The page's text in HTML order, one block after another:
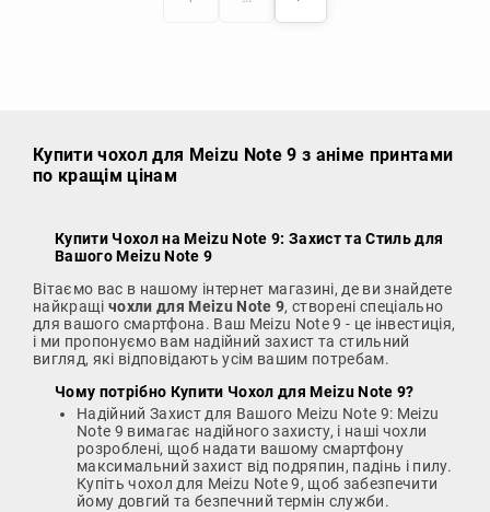
Купити чохол для Meizu Note 9 з аніме принтами
по кращім цінам
Купити Чохол на Meizu Note 9: Захист та Стиль для
Вашого Meizu Note 9
Вітаємо вас в нашому інтернет магазині, де ви знайдете
найкращі чохли для Meizu Note 9, створені спеціально
для вашого смартфона. Ваш Meizu Note 9 - це інвестиція,
і ми пропонуємо вам надійний захист та стильний
вигляд, які відповідають усім вашим потребам.
Чому потрібно Купити Чохол для Meizu Note 9?
Надійний Захист для Вашого Meizu Note 9: Meizu
Note 9 вимагає надійного захисту, і наші чохли
розроблені, щоб надати вашому смартфону
максимальний захист від подряпин, падінь і пилу.
Купіть чохол для Meizu Note 9, щоб забезпечити
йому довгий та безпечний термін служби.